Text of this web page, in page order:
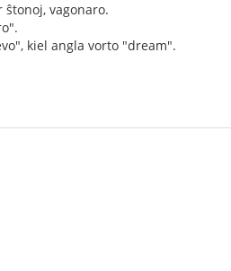
vagonaro.
kiel angla vorto "dream".